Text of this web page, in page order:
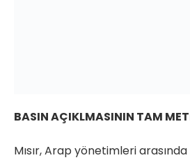
BASIN AÇIKLMASININ TAM
Mısır, Arap yönetimleri